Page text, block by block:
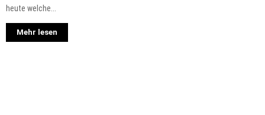
heute welche...
Mehr lesen